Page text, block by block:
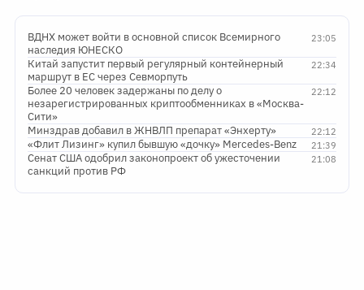
23:05
ВДНХ может войти в основной список Всемирного
наследия ЮНЕСКО
22:34
Китай запустит первый регулярный контейнерный
маршрут в ЕС через Севморпуть
22:12
Более 20 человек задержаны по делу о
незарегистрированных криптообменниках в «Москва-
Сити»
22:12
Минздрав добавил в ЖНВЛП препарат «Энхерту»
21:39
«Флит Лизинг» купил бывшую «дочку» Mercedes-Benz
21:08
Сенат США одобрил законопроект об ужесточении
санкций против РФ